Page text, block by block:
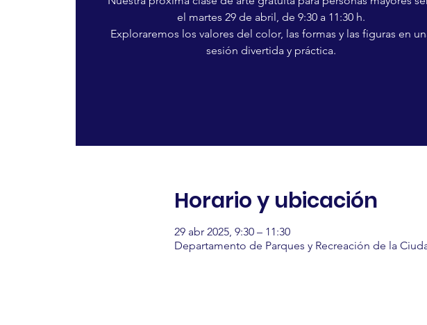
el martes 29 de abril, de 9:30 a 11:30 h.
Exploraremos los valores del color, las formas y las figuras en
sesión divertida y práctica.
Horario y ubicación
29 abr 2025, 9:30 – 11:30
Departamento de Parques y Recreación de la